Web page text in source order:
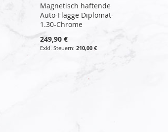
Magnetisch haftende
Auto-Flagge Diplomat-
1.30-Chrome
249,90 €
210,00 €